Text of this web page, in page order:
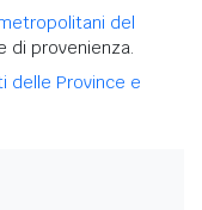
del
di provenienza.
delle Province e